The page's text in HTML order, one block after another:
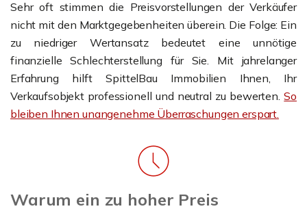
Sehr oft stimmen die Preisvorstellungen der Verkäufer
nicht mit den Marktgegebenheiten überein. Die Folge: Ein
zu niedriger Wertansatz bedeutet eine unnötige
finanzielle Schlechterstellung für Sie. Mit jahrelanger
Erfahrung hilft SpittelBau Immobilien Ihnen, Ihr
Verkaufsobjekt professionell und neutral zu bewerten.So
bleiben Ihnen unangenehme Überraschungen erspart.
Warum ein zu hoher Preis